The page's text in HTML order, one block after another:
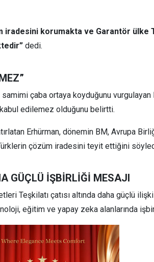
iradesini korumakta ve Garantör
dedi.
samimi çaba ortaya koyduğunu vurgulayan
edilemez olduğunu belirtti.
Erhürman, dönemin BM, Avrupa
Türklerin çözüm iradesini teyit ettiğini
GÜÇLÜ İŞBİRLİĞİ MESAJI
Teşkilatı çatısı altında daha güçlü
eğitim ve yapay zeka alanlarında